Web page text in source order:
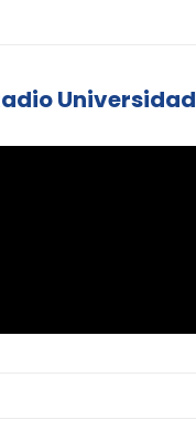
Universidad